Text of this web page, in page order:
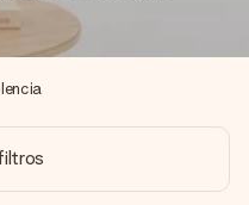
– con su nombre, tu foto o
Sin complicaciones, solo